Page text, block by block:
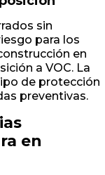
sin
para los
en
a VOC. La
de protección
preventivas.
en